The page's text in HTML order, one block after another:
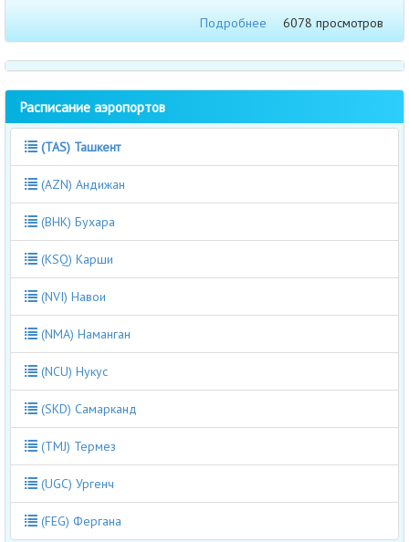
Подробнее
6078 просмотров
Расписание аэропортов
(TAS) Ташкент
(AZN) Андижан
(BHK) Бухара
(KSQ) Карши
(NVI) Навои
(NMA) Наманган
(NCU) Нукус
(SKD) Самарканд
(TMJ) Термез
(UGC) Ургенч
(FEG) Фергана